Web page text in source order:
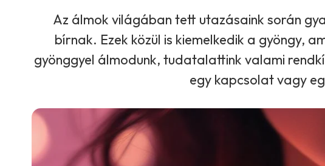
Az álmok világában tett utazásaink során
bírnak. Ezek közül is kiemelkedik a gyöngy,
gyönggyel álmodunk, tudatalattink valami
egy kapcsolat vagy